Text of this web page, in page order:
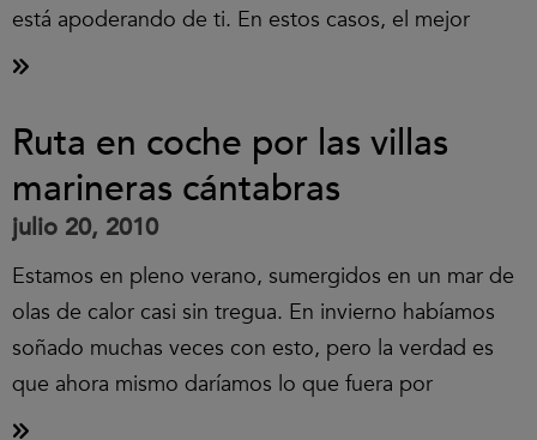
está apoderando de ti. En estos casos, el mejor
Ruta en coche por las villas
marineras cántabras
julio 20, 2010
Estamos en pleno verano, sumergidos en un mar de
olas de calor casi sin tregua. En invierno habíamos
soñado muchas veces con esto, pero la verdad es
que ahora mismo daríamos lo que fuera por